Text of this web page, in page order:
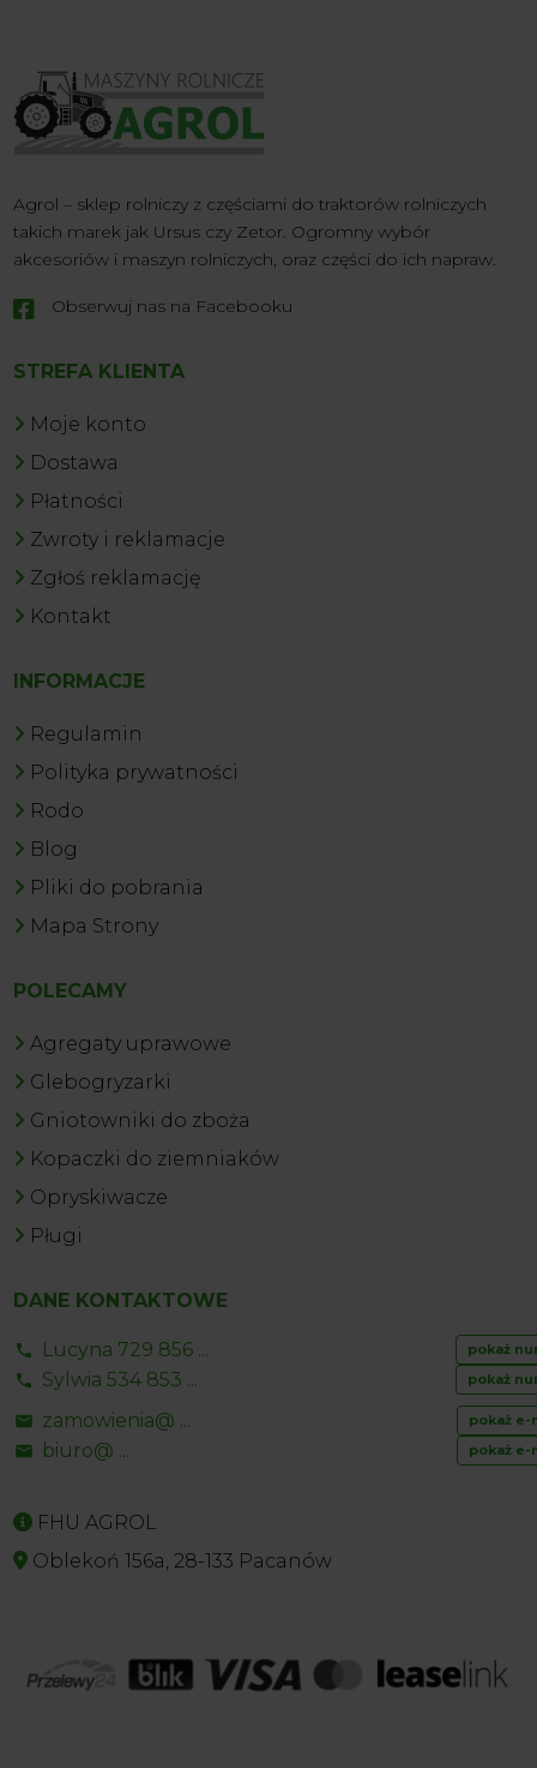
Agrol – sklep rolniczy z częściami do traktorów rolniczych
takich marek jak Ursus czy Zetor. Ogromny wybór
akcesoriów i maszyn rolniczych, oraz części do ich napraw.
 Obserwuj nas na Facebooku
STREFA KLIENTA
Moje konto
Dostawa
Płatności
Zwroty i reklamacje
Zgłoś reklamację
Kontakt
INFORMACJE
Regulamin
Polityka prywatności
Rodo
Blog
Pliki do pobrania
Mapa Strony
POLECAMY
Agregaty uprawowe
Glebogryzarki
Gniotowniki do zboża
Kopaczki do ziemniaków
Opryskiwacze
Pługi
DANE KONTAKTOWE
Lucyna 729 856 ... pokaż
Sylwia 534 853 ... pokaż
zamowienia@ ... pokaż e-
biuro@ ... pokaż e-
FHU AGROL
Oblekoń 156a, 28-133 Pacanów